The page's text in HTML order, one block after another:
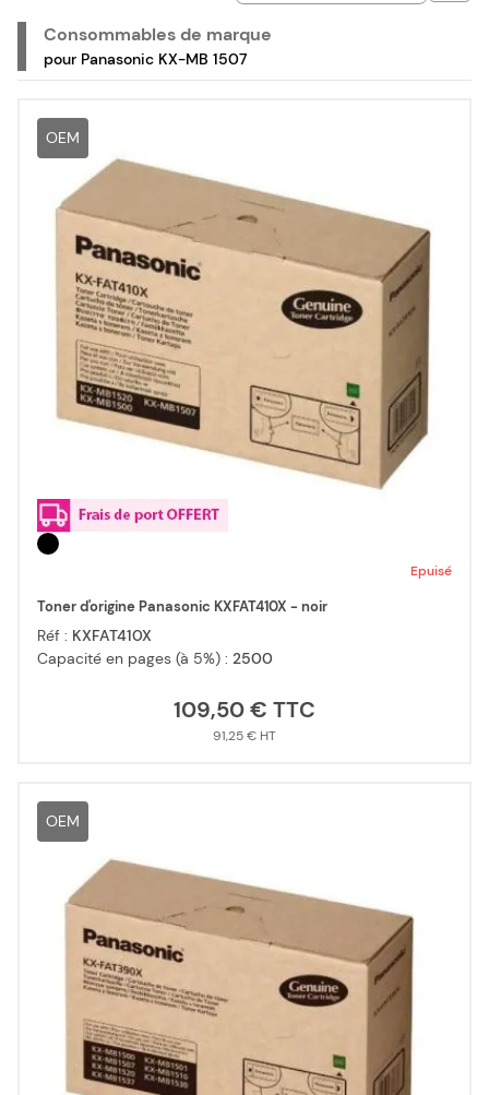
Consommables de marque
pour Panasonic KX-MB 1507
OEM
Epuisé
Toner d'origine Panasonic KXFAT410X - noir
Réf : KXFAT410X
Capacité en pages (à 5%) : 2500
109,50 €
91,25 €
OEM